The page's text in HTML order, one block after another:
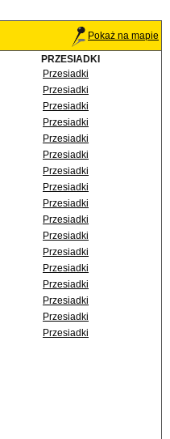
Pokaż na mapie
PRZESIADKI
Przesiadki
Przesiadki
Przesiadki
Przesiadki
Przesiadki
Przesiadki
Przesiadki
Przesiadki
Przesiadki
Przesiadki
Przesiadki
Przesiadki
Przesiadki
Przesiadki
Przesiadki
Przesiadki
Przesiadki